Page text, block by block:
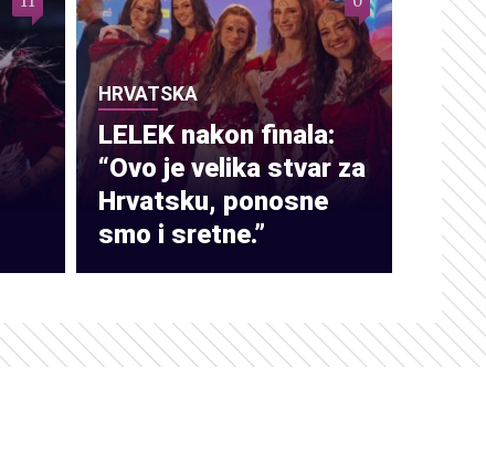
HRVATSKA
LELEK nakon finala:
“Ovo je velika stvar za
Hrvatsku, ponosne
smo i sretne.”